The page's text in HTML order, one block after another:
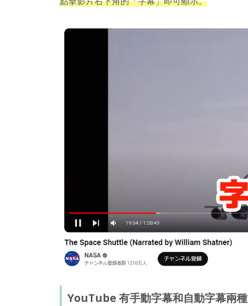
YouTube 有手動字幕和自動字幕兩種